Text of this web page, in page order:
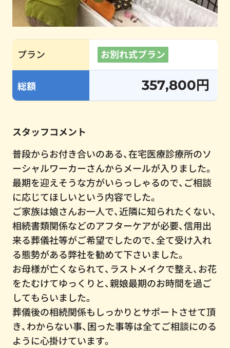
プラン お別れ式プラン
総額 357,800円
スタッフコメント
普段からお付き合いのある、在宅医療診療所のソ
ーシャルワーカーさんからメールが入りました。
最期を迎えそうな方がいらっしゃるので、ご相談
に応じてほしいという内容でした。
ご家族は娘さんお一人で、近隣に知られたくない、
相続書類関係などのアフターケアが必要、信用出
来る葬儀社等がご希望でしたので、全て受け入れ
る態勢がある弊社を勧めて下さいました。
お母様が亡くなられて、ラストメイクで整え、お花
をたむけてゆっくりと、親娘最期のお時間を過ご
してもらいました。
葬儀後の相続関係もしっかりとサポートさせて頂
き、わからない事、困った事等は全てご相談にのる
ように心掛けています。